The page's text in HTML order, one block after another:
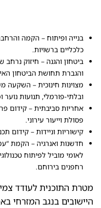
בנייה ופיתוח – הקמה
כלכליים ברשויות.
ביטחון והגנה – חיזוק
והגברת תחושת הביטחון
מצוינות חינוכית – השקעה
ובלתי-פורמלי, תנועות נוער
אחריות סביבתית – קידום
פסולת וייעור עירוני.
קישוריות וניידות – קידום
חדשנות ואנרגיה – הקמת
לאומי מוביל לפיתוח
רחפנים בירוחם.
מטרת התוכנית לעודד
היישובים בנגב המזרחי